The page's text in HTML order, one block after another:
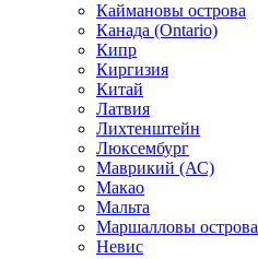
Каймановы острова
Канада (Ontario)
Кипр
Киргизия
Китай
Латвия
Лихтенштейн
Люксембург
Маврикий (АС)
Макао
Мальта
Маршалловы острова
Нeвис